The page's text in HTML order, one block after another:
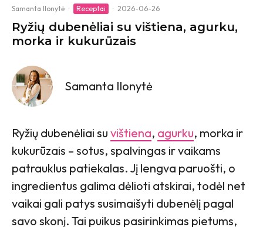
Samanta Ilonytė · Receptai · 2026-06-26
Ryžių dubenėliai su vištiena, agurku,
morka ir kukurūzais
Samanta Ilonytė
Ryžių dubenėliai su vištiena, agurku, morka ir
kukurūzais – sotus, spalvingas ir vaikams
patrauklus patiekalas. Jį lengva paruošti, o
ingredientus galima dėlioti atskirai, todėl net
vaikai gali patys susimaišyti dubenėlį pagal
savo skonį. Tai puikus pasirinkimas pietums,